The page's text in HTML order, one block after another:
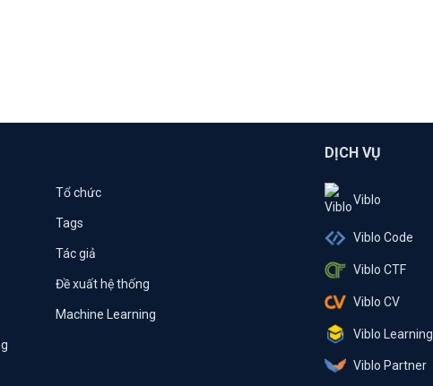
Tổ chức
Tags
Tác giả
Đề xuất hệ thống
Machine Learning
DỊCH VỤ
Viblo
Viblo Code
Viblo CTF
Viblo CV
Viblo Learning
Viblo Partner